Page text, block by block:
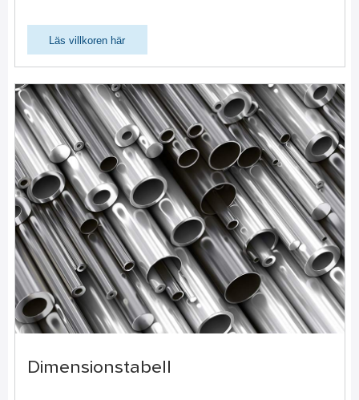
Läs villkoren här
Dimensionstabell